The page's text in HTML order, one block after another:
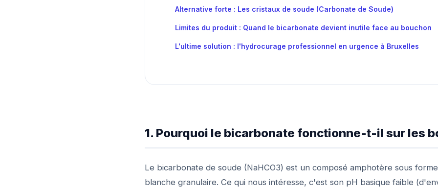
Alternative forte : Les cristaux de soude (Carbonate de Soude)
Limites du produit : Quand le bicarbonate devient inutile face au bouchon
L'ultime solution : l'hydrocurage professionnel en urgence à Bruxelles
1. Pourquoi le bicarbonate fonctionne-t-il sur les
Le bicarbonate de soude (NaHCO3) est un composé amphotère sous
blanche granulaire. Ce qui nous intéresse, c'est son pH basique faible